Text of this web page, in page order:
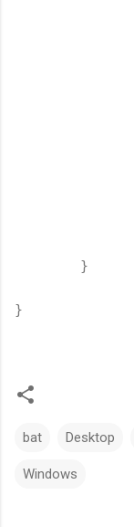
	}
}
bat Desktop
Windows